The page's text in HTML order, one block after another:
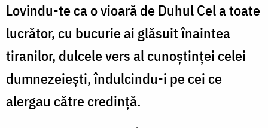
Lovindu-te ca o vioară de Duhul Cel a toate
lucrător, cu bucurie ai glăsuit înaintea
tiranilor, dulcele vers al cunoştinţei celei
dumnezeieşti, îndulcindu-i pe cei ce
alergau către credinţă.